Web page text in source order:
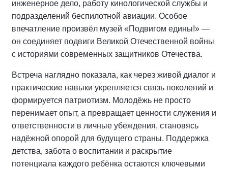
инженерное дело, работу кинологической службы и
подразделений беспилотной авиации. Особое
впечатление произвёл музей «Подвигом едины!» —
он соединяет подвиги Великой Отечественной войны
с историями современных защитников Отечества.
Встреча наглядно показала, как через живой диалог и
практические навыки укрепляется связь поколений и
формируется патриотизм. Молодёжь не просто
перенимает опыт, а превращает ценности служения и
ответственности в личные убеждения, становясь
надёжной опорой для будущего страны. Поддержка
детства, забота о воспитании и раскрытие
потенциала каждого ребёнка остаются ключевыми